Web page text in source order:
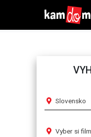
Slovensko
Vyber si film